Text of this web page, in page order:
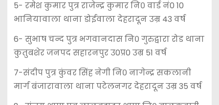
5- रमेश कुमार पुत्र राजेन्द्र कुमार नि० वार्ड नं0 10
भानियावाला थाना डोईवाला देहरादून उम्र 43 वर्ष
6- सुभाष चन्द पुत्र भगवानदास नि० गुरुद्वारा रोड थाना
कुतुबशेर जनपद सहारनपुर उ0प्र0 उम्र 51 वर्ष
7-संदीप पुत्र कुंवर सिंह नेगी नि० नागेन्द्र सकलानी
मार्ग बंजारावाला थाना पटेलनगर देहरादून उम्र 35 वर्ष